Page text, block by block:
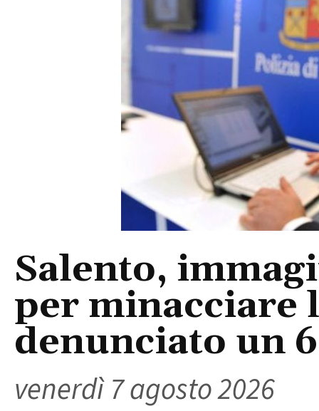
Salento,
per minacciare
denunciato un
venerdì 7 agosto 2026